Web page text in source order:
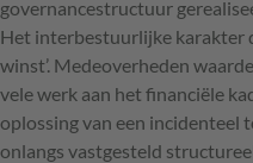
governancestructuur
Het interbestuurlijke karakter
winst’. Medeoverheden
vele werk aan het financiële
oplossing van een incidenteel
onlangs vastgesteld